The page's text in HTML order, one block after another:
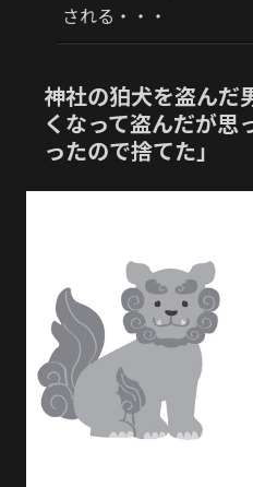
される・・・
神社の狛犬を盗んだ
くなって盗んだが思
ったので捨てた」